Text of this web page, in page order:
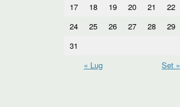
17
18 19 20 21 22
24
25 26 27 28 29
31
« Lug
Set »